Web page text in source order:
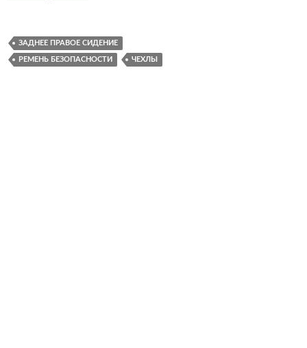
ЗАДНЕЕ ПРАВОЕ СИДЕНИЕ
РЕМЕНЬ БЕЗОПАСНОСТИ ЧЕХЛЫ